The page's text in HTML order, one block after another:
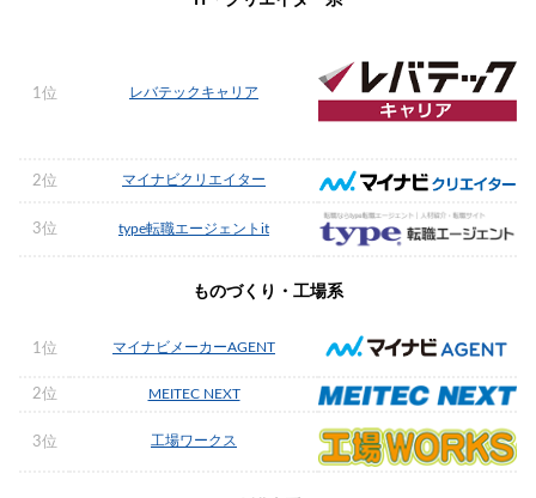
1位 レバテックキャリア
2位 マイナビクリエイター
3位 type転職エージェントit
ものづくり・工場系
1位 マイナビメーカーAGENT
2位 MEITEC NEXT
3位 工場ワークス